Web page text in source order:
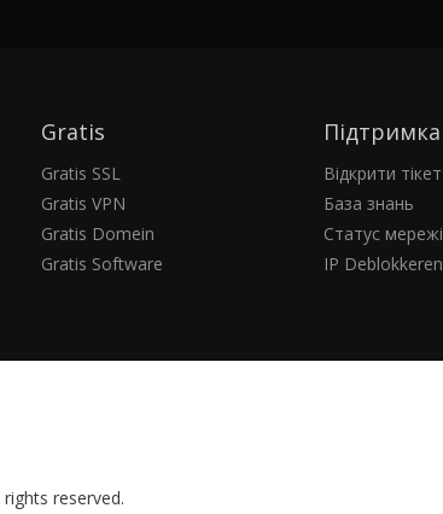
Gratis
Gratis SSL
Gratis VPN
Gratis Domein
Gratis Software
Підтримка
Відкрити тікет
База знань
Статус мережі
IP Deblokkeren
reserved.